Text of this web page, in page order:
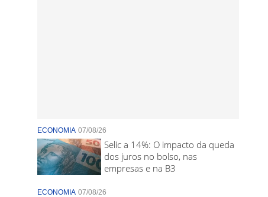
ECONOMIA 07/08/26
Selic a 14%: O impacto da queda
dos juros no bolso, nas
empresas e na B3
ECONOMIA 07/08/26